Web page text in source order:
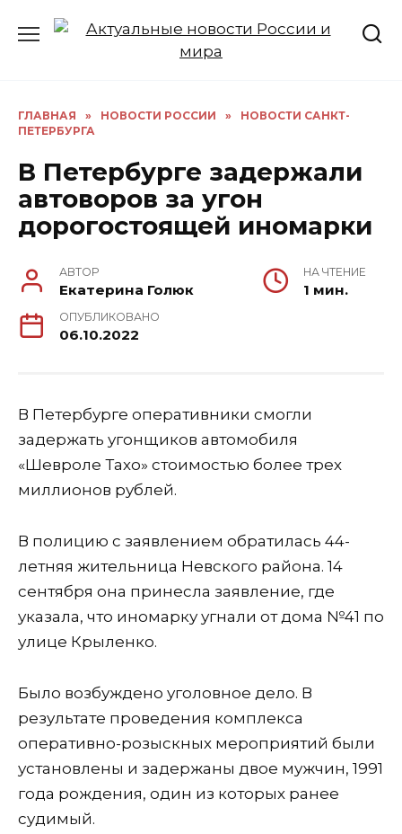
ГЛАВНАЯ » НОВОСТИ РОССИИ »
НОВОСТИ САНКТ-
ПЕТЕРБУРГА
В Петербурге задержали
автоворов за угон
дорогостоящей иномарки
АВТОР
Екатерина Голюк
НА ЧТЕНИЕ
1 мин.
ОПУБЛИКОВАНО
06.10.2022
В Петербурге оперативники смогли
задержать угонщиков автомобиля
«Шевроле Тахо» стоимостью более трех
миллионов рублей.
В полицию с заявлением обратилась 44-
летняя жительница Невского района. 14
сентября она принесла заявление, где
указала, что иномарку угнали от дома №41 по
улице Крыленко.
Было возбуждено уголовное дело. В
результате проведения комплекса
оперативно-розыскных мероприятий были
установлены и задержаны двое мужчин, 1991
года рождения, один из которых ранее
судимый.